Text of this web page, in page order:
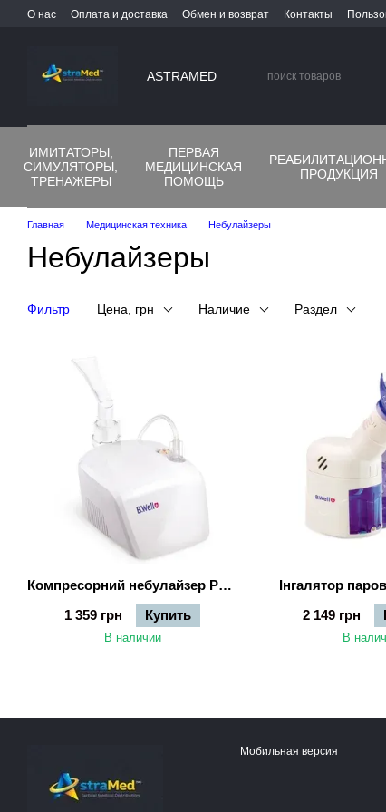
Перейти к основному контенту
О нас Оплата и доставка Обмен и возврат Контакты
ASTRAMED
ИМИТАТОРЫ,
СИМУЛЯТОРЫ,
ТРЕНАЖЕРЫ
ПЕРВАЯ
МЕДИЦИНСКАЯ
ПОМОЩЬ
ПРОДУКЦИЯ
Главная Медицинская техника Небулайзеры
Небулайзеры
Фильтр Цена, грн Наличие Раздел
Компресорний небулайзер PRO-110
1 359 грн
Купить
В наличии
Інгалятор
2 149 грн
В
Мобильная версия